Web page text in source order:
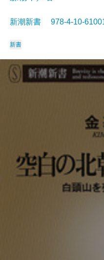
新潮新書 978-4-10-
新書